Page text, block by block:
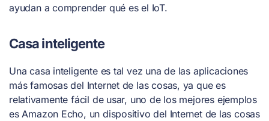
ayudan a comprender qué es el IoT.
Casa inteligente
Una casa inteligente es tal vez una de las aplicaciones
más famosas del Internet de las cosas, ya que es
relativamente fácil de usar, uno de los mejores ejemplos
es Amazon Echo, un dispositivo del Internet de las cosas